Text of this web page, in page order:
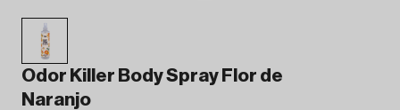
Odor Killer Body Spray Flor de
Naranjo